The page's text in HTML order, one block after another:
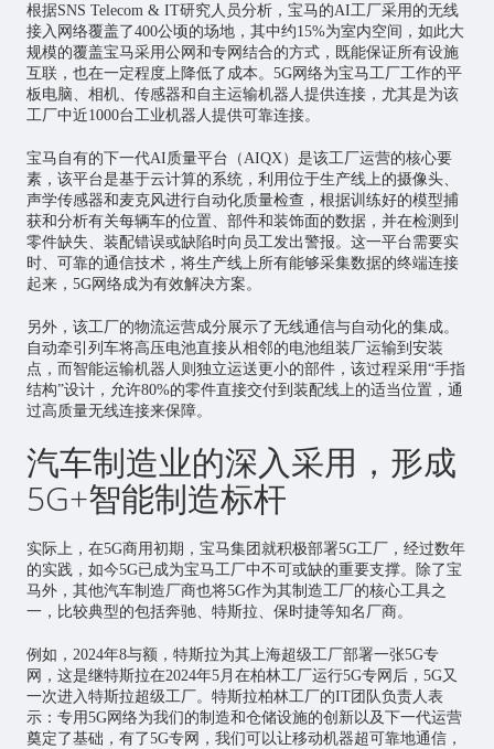
根据SNS Telecom & IT研究人员分析，宝马的AI工厂采用的无线
接入网络覆盖了400公顷的场地，其中约15%为室内空间，如此大
规模的覆盖宝马采用公网和专网结合的方式，既能保证所有设施
互联，也在一定程度上降低了成本。5G网络为宝马工厂工作的平
板电脑、相机、传感器和自主运输机器人提供连接，尤其是为该
工厂中近1000台工业机器人提供可靠连接。
宝马自有的下一代AI质量平台（AIQX）是该工厂运营的核心要
素，该平台是基于云计算的系统，利用位于生产线上的摄像头、
声学传感器和麦克风进行自动化质量检查，根据训练好的模型捕
获和分析有关每辆车的位置、部件和装饰面的数据，并在检测到
零件缺失、装配错误或缺陷时向员工发出警报。这一平台需要实
时、可靠的通信技术，将生产线上所有能够采集数据的终端连接
起来，5G网络成为有效解决方案。
另外，该工厂的物流运营成分展示了无线通信与自动化的集成。
自动牵引列车将高压电池直接从相邻的电池组装厂运输到安装
点，而智能运输机器人则独立运送更小的部件，该过程采用“手指
结构”设计，允许80%的零件直接交付到装配线上的适当位置，通
过高质量无线连接来保障。
汽车制造业的深入采用，形成
5G+智能制造标杆
实际上，在5G商用初期，宝马集团就积极部署5G工厂，经过数年
的实践，如今5G已成为宝马工厂中不可或缺的重要支撑。除了宝
马外，其他汽车制造厂商也将5G作为其制造工厂的核心工具之
一，比较典型的包括奔驰、特斯拉、保时捷等知名厂商。
例如，2024年8与额，特斯拉为其上海超级工厂部署一张5G专
网，这是继特斯拉在2024年5月在柏林工厂运行5G专网后，5G又
一次进入特斯拉超级工厂。特斯拉柏林工厂的IT团队负责人表
示：专用5G网络为我们的制造和仓储设施的创新以及下一代运营
奠定了基础，有了5G专网，我们可以让移动机器超可靠地通信，